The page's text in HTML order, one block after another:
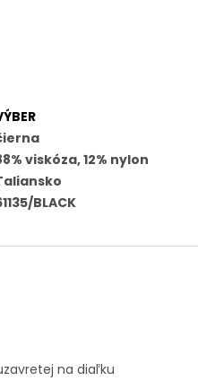
viskóza, 12% nylon
BLACK
na diaľku